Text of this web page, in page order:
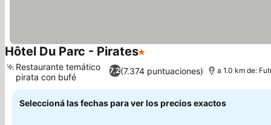
Hôtel Du Parc - Pirates1 Estrellas
7,2(7.374 puntuaciones)
Restaurante temático
pirata con bufé
a 1.0 km de:
Seleccioná las fechas para ver los precios exactos